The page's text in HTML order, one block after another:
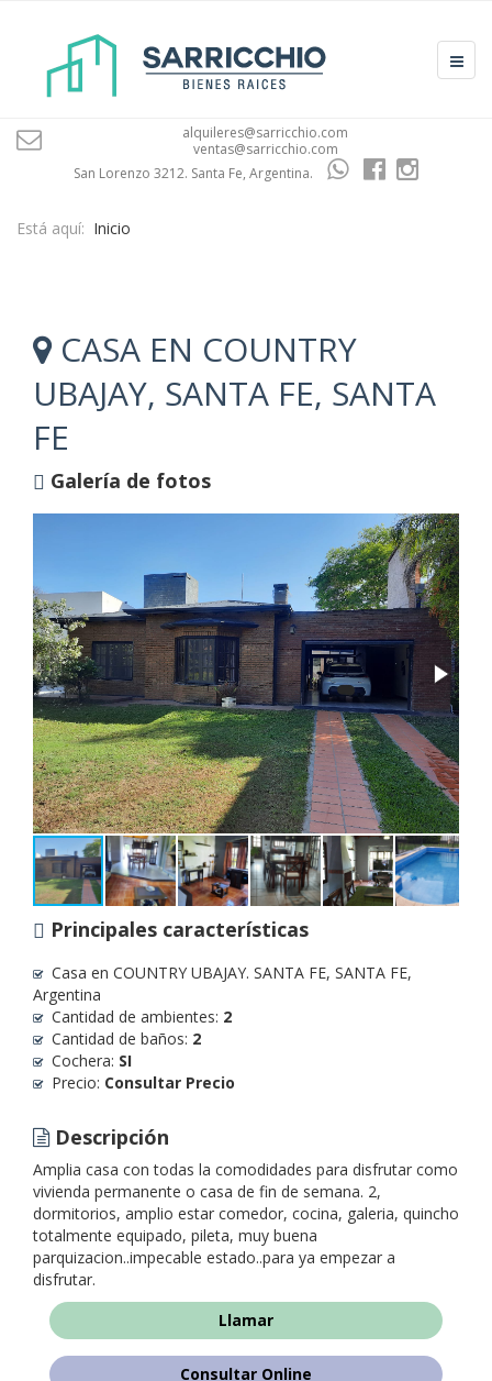
alquileres@sarricchio.com
ventas@sarricchio.com
San Lorenzo 3212. Santa Fe, Argentina.
Está aquí: Inicio
CASA EN COUNTRY
UBAJAY, SANTA FE, SANTA
FE
Galería de fotos
Principales características
Casa en COUNTRY UBAJAY. SANTA FE, SANTA FE,
Argentina
Cantidad de ambientes: 2
Cantidad de baños: 2
Cochera: SI
Precio: Consultar Precio
Descripción
Amplia casa con todas la comodidades para disfrutar como
vivienda permanente o casa de fin de semana. 2,
dormitorios, amplio estar comedor, cocina, galeria, quincho
totalmente equipado, pileta, muy buena
parquizacion..impecable estado..para ya empezar a
disfrutar.
Llamar
Consultar Online